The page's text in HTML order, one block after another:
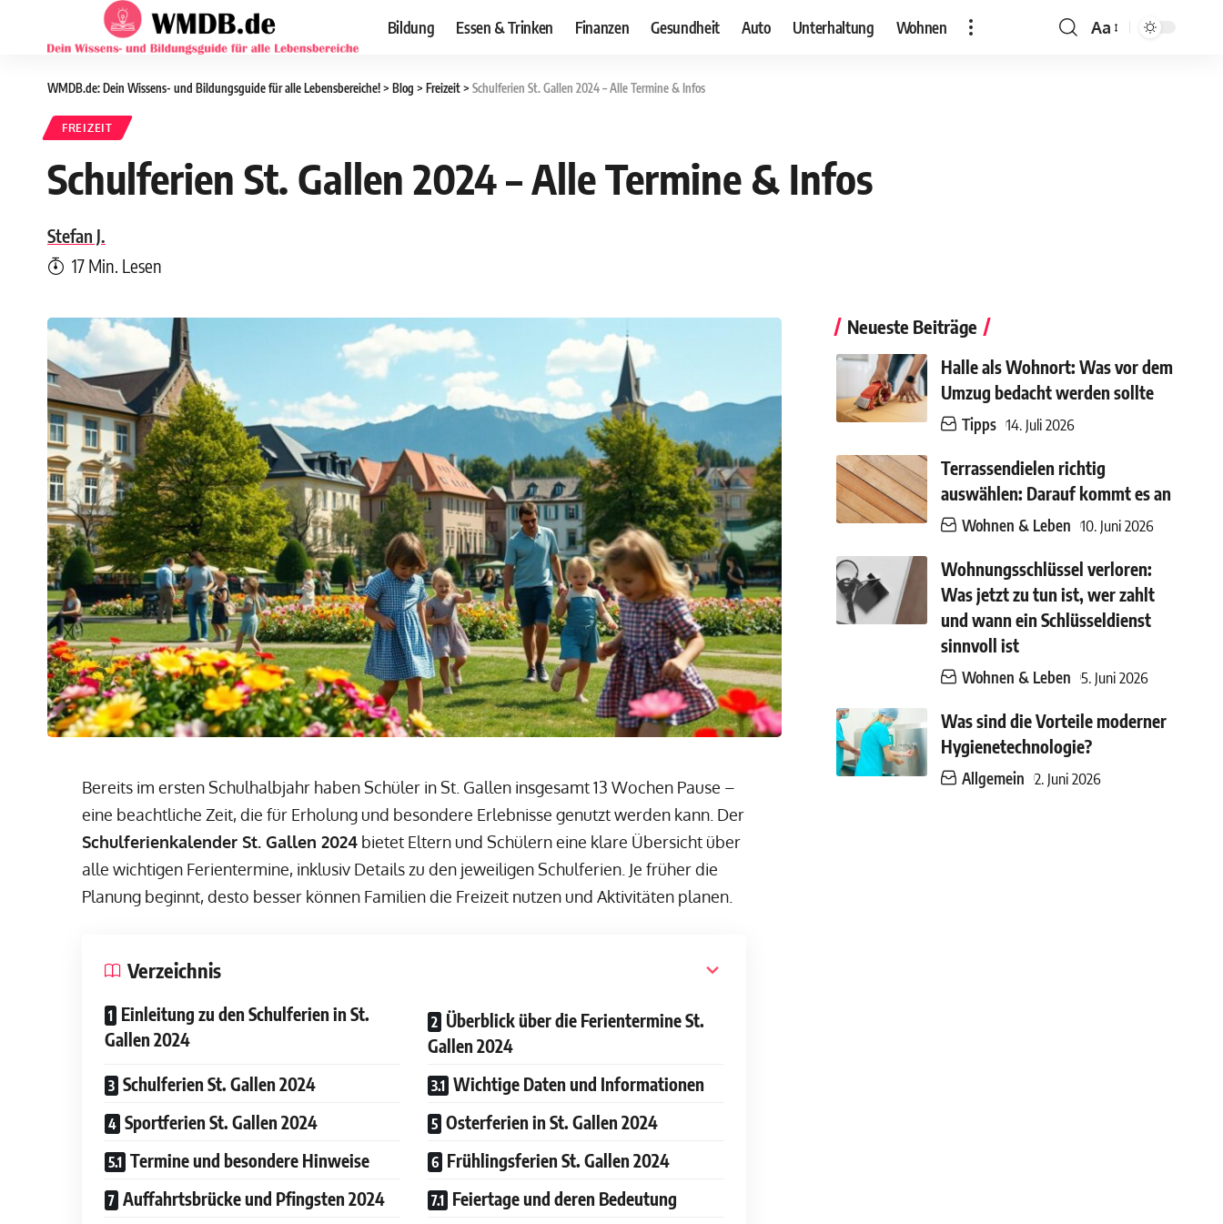
Bildung Essen & Trinken Finanzen Gesundheit Auto Unterhaltung Wohnen Aa
WMDB.de: Dein Wissens- und Bildungsguide für alle Lebensbereiche!> Blog > Freizeit> Schulferien St. Gallen 2024 – Alle Termine & Infos
FREIZEIT
Schulferien St. Gallen 2024 – Alle Termine & Infos
Stefan J.
17 Min. Lesen
Bereits im ersten Schulhalbjahr haben Schüler in St. Gallen insgesamt 13 Wochen Pause –
eine beachtliche Zeit, die für Erholung und besondere Erlebnisse genutzt werden kann. Der
Schulferienkalender St. Gallen 2024 bietet Eltern und Schülern eine klare Übersicht über
alle wichtigen Ferientermine, inklusiv Details zu den jeweiligen Schulferien. Je früher die
Planung beginnt, desto besser können Familien die Freizeit nutzen und Aktivitäten planen.
Verzeichnis
Einleitung zu den Schulferien in St.
Gallen 2024
Überblick über die Ferientermine St.
Gallen 2024
Schulferien St. Gallen 2024
Wichtige Daten und Informationen
Sportferien St. Gallen 2024
Osterferien in St. Gallen 2024
Termine und besondere Hinweise
Frühlingsferien St. Gallen 2024
Auffahrtsbrücke und Pfingsten 2024
Feiertage und deren Bedeutung
Neueste Beiträge
Halle als Wohnort: Was vor dem
Umzug bedacht werden sollte
Tipps 14. Juli 2026
Terrassendielen richtig
auswählen: Darauf kommt es an
Wohnen & Leben 10. Juni 2026
Wohnungsschlüssel verloren:
Was jetzt zu tun ist, wer zahlt
und wann ein Schlüsseldienst
sinnvoll ist
Wohnen & Leben 5. Juni 2026
Was sind die Vorteile moderner
Hygienetechnologie?
Allgemein 2. Juni 2026